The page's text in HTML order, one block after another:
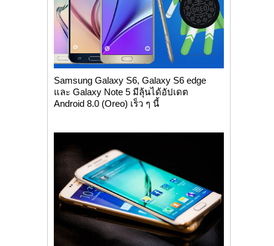
Samsung Galaxy S6, Galaxy S6 edge
และ Galaxy Note 5 มีลุ้นได้อัปเดต
Android 8.0 (Oreo) เร็ว ๆ นี้